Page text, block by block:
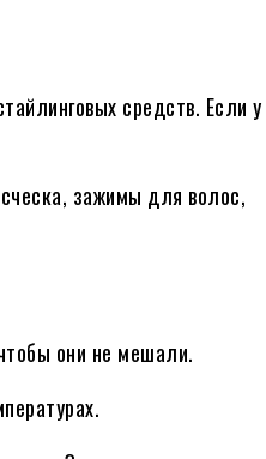
средств. Если у
зажимы для волос,
они не мешали.